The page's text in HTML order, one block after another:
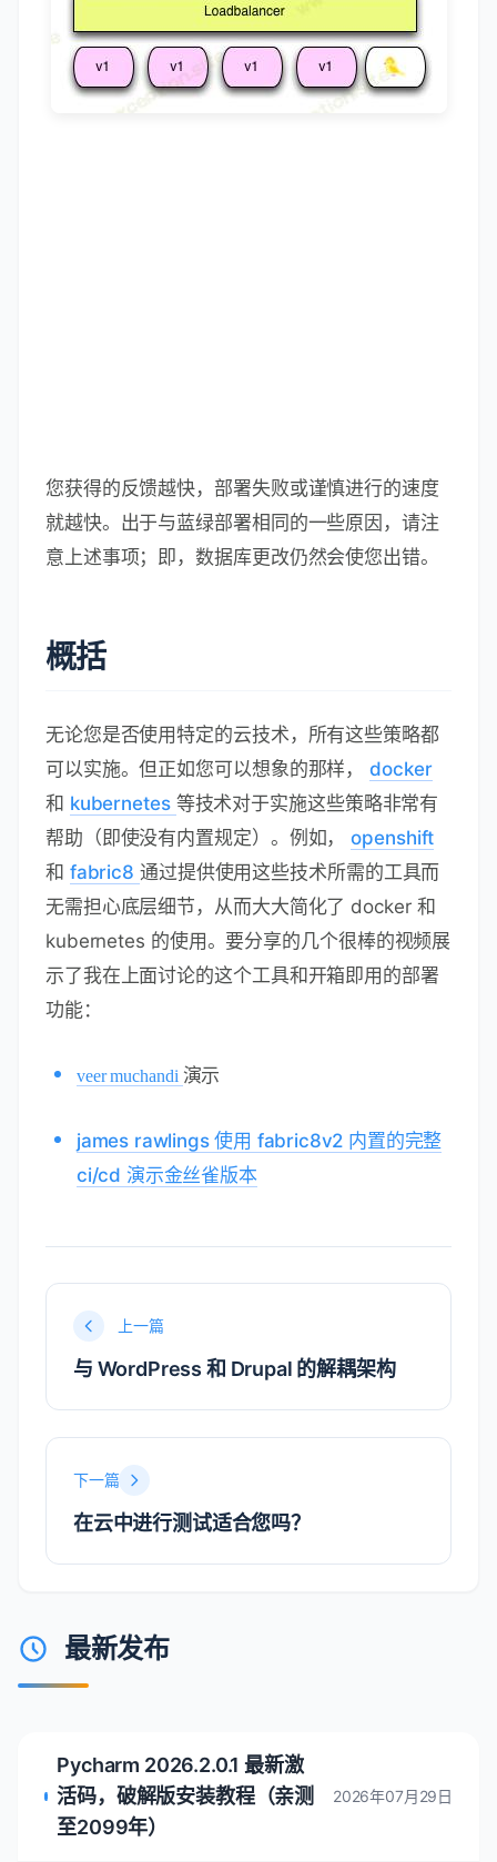
您获得的反馈越快，部署失败或谨慎进行的速度
就越快。出于与蓝绿部署相同的一些原因，请注
意上述事项；即，数据库更改仍然会使您出错。
概括
无论您是否使用特定的云技术，所有这些策略都
可以实施。但正如您可以想象的那样，docker
和 kubernetes 等技术对于实施这些策略非常有
帮助（即使没有内置规定）。例如，openshift
和 fabric8 通过提供使用这些技术所需的工具而
无需担心底层细节，从而大大简化了 docker 和
kubernetes 的使用。要分享的几个很棒的视频展
示了我在上面讨论的这个工具和开箱即用的部署
功能：
veer muchandi 演示
james rawlings使用 fabric8v2 内置的完整
ci/cd 演示金丝雀版本
上一篇
与 WordPress 和 Drupal 的解耦架构
下一篇
在云中进行测试适合您吗？
最新发布
Pycharm 2026.2.0.1 最新激
活码，破解版安装教程（亲测
至2099年）
2026年07月29日